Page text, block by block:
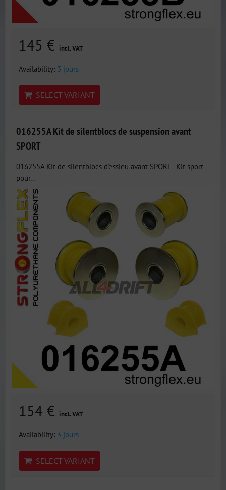
145 € incl. VAT
Availability: 3 jours
SELECT VARIANT
016255A Kit de silentblocs de suspension avant
SPORT
016255A Kit de silentblocs d'essieu avant SPORT - Kit sport
pour...
154 € incl. VAT
Availability: 3 jours
SELECT VARIANT